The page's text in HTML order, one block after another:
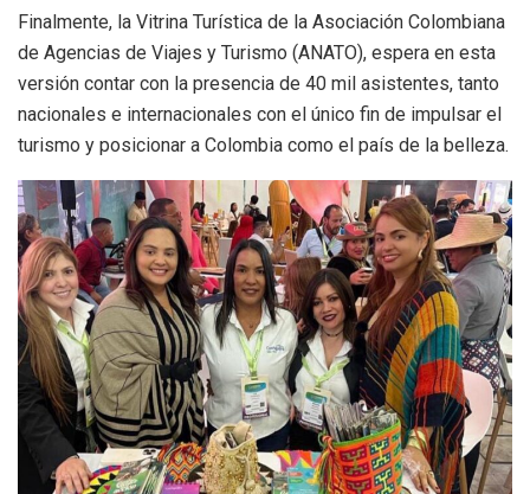
Finalmente, la Vitrina Turística de la Asociación Colombiana
de Agencias de Viajes y Turismo (ANATO), espera en esta
versión contar con la presencia de 40 mil asistentes, tanto
nacionales e internacionales con el único fin de impulsar el
turismo y posicionar a Colombia como el país de la belleza.